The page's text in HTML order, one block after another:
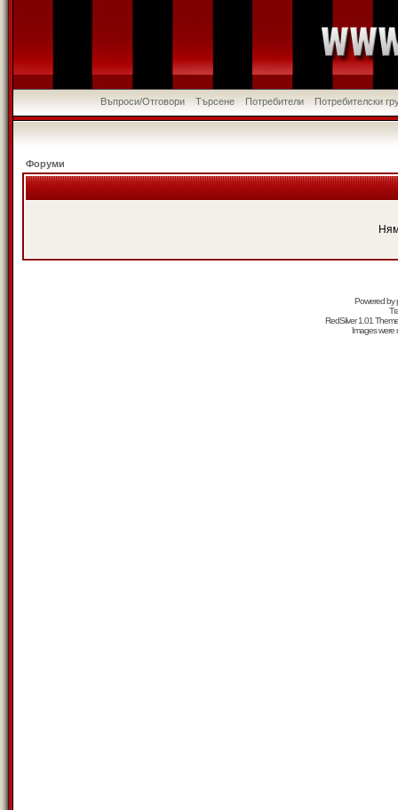
Въпроси/Отговори Търсене Потребители Потребителски
Форуми
Powered by
RedSilver 1.01
Images were